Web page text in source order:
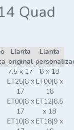
Quad
Llanta
original
Llanta
7,5 x 17
ET25|8 x
17
ET00|8 x
17
ET10|8 x
8 x 18
ET00|8 x
18
ET12|8,5
x 18
ET18|9 x